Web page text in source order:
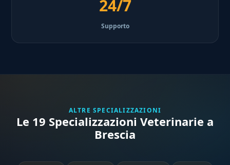
24/7
Supporto
ALTRE SPECIALIZZAZIONI
Le 19 Specializzazioni Veterinarie a
Brescia